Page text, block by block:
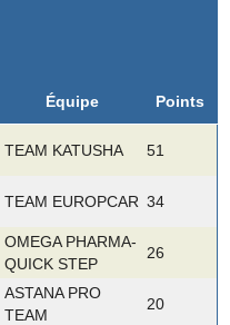
Équipe Points
TEAM KATUSHA 51
TEAM EUROPCAR 34
OMEGA PHARMA-
QUICK STEP
26
ASTANA PRO
TEAM
20